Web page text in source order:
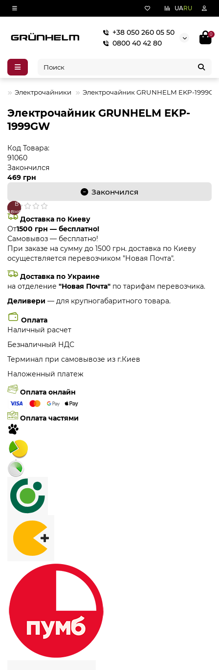
UARU
+38 050 260 05 50
0800 40 42 80
0
Электрочайники Электрочайник GRUNHELM EKP-
Электрочайник GRUNHELM EKP-
1999GW
Код Товара:
91060
Закончился
469 грн
Закончился
В
закладки
В
сравнение
Доставка по Киеву
От1500 грн — бесплатно!
Самовывоз — бесплатно!
При заказе на сумму до 1500 грн. доставка по Киеву
осуществляется перевозчиком "Новая Почта".
Доставка по Украине
на отделение "Новая Почта" по тарифам перевозчика.
Деливери — для крупногабаритного товара.
Оплата
Наличный расчет
Безналичный НДС
Терминал при самовывозе из г.Киев
Наложенный платеж
Оплата онлайн
Оплата частями